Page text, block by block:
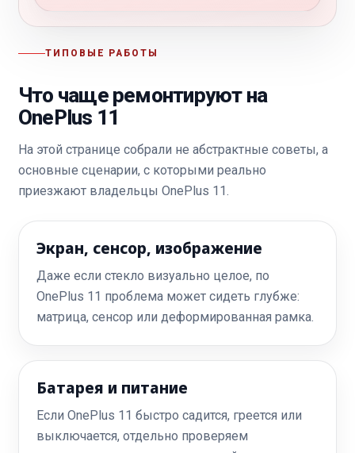
ТИПОВЫЕ РАБОТЫ
Что чаще ремонтируют на
OnePlus 11
На этой странице собрали не абстрактные советы, а
основные сценарии, с которыми реально
приезжают владельцы OnePlus 11.
Экран, сенсор, изображение
Даже если стекло визуально целое, по
OnePlus 11 проблема может сидеть глубже:
матрица, сенсор или деформированная рамка.
Батарея и питание
Если OnePlus 11 быстро садится, греется или
выключается, отдельно проверяем